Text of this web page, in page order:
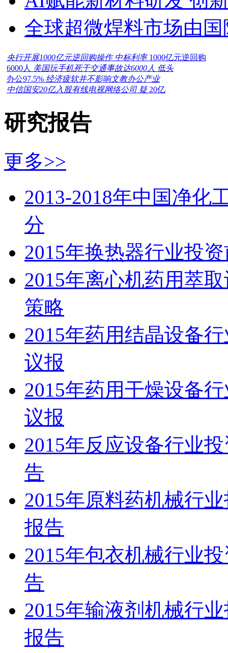
全球超微焊料市场由
央行开展1000亿元逆回购操作 中标利率 1000亿元逆回购
6000人 美国玩手机死于交通事故达6000人 低头
办公97.5% 经济疲软并不影响文教办公产业
中信国安20亿入股有线电视网络公司 疑 20亿
研究报告
更多>>
2013-2018年中国净化
分
2015年换热器行业投
2015年离心机药用萃
策略
2015年药用结晶设备
议报
2015年药用干燥设备
议报
2015年反应设备行业
告
2015年原料药机械行
报告
2015年包衣机械行业
告
2015年输液剂机械行
报告